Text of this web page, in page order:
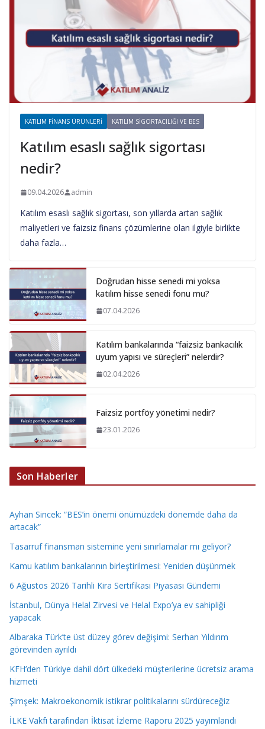
KATILIM FINANS ÜRÜNLERI KATILIM SIGORTACILIĞI VE BES
Katılım esaslı sağlık sigortası
nedir?
09.04.2026 admin
Katılım esaslı sağlık sigortası, son yıllarda artan sağlık
maliyetleri ve faizsiz finans çözümlerine olan ilgiyle birlikte
daha fazla…
Doğrudan hisse senedi mi yoksa
katılım hisse senedi fonu mu?
07.04.2026
Katılım bankalarında “faizsiz bankacılık
uyum yapısı ve süreçleri” nelerdir?
02.04.2026
Faizsiz portföy yönetimi nedir?
23.01.2026
Son Haberler
Ayhan Sincek: “BES’in önemi önümüzdeki dönemde daha da
artacak”
Tasarruf finansman sistemine yeni sınırlamalar mı geliyor?
Kamu katılım bankalarının birleştirilmesi: Yeniden düşünmek
6 Ağustos 2026 Tarihli Kira Sertifikası Piyasası Gündemi
İstanbul, Dünya Helal Zirvesi ve Helal Expo’ya ev sahipliği
yapacak
Albaraka Türk’te üst düzey görev değişimi: Serhan Yıldırım
görevinden ayrıldı
KFH’den Türkiye dahil dört ülkedeki müşterilerine ücretsiz arama
hizmeti
Şimşek: Makroekonomik istikrar politikalarını sürdüreceğiz
İLKE Vakfı tarafından İktisat İzleme Raporu 2025 yayımlandı